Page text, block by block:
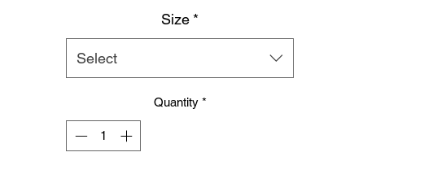
Logo to groin area
Mesh panelling to outer thigh area
Please note these are Thai sizing, Please order a size up from your
Size *
Select
Quantity *